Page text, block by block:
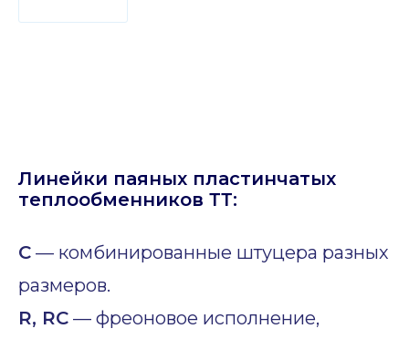
Линейки паяных пластинчатых
теплообменников ТТ:
C — комбинированные штуцера разных
размеров.
R, RC — фреоновое исполнение,